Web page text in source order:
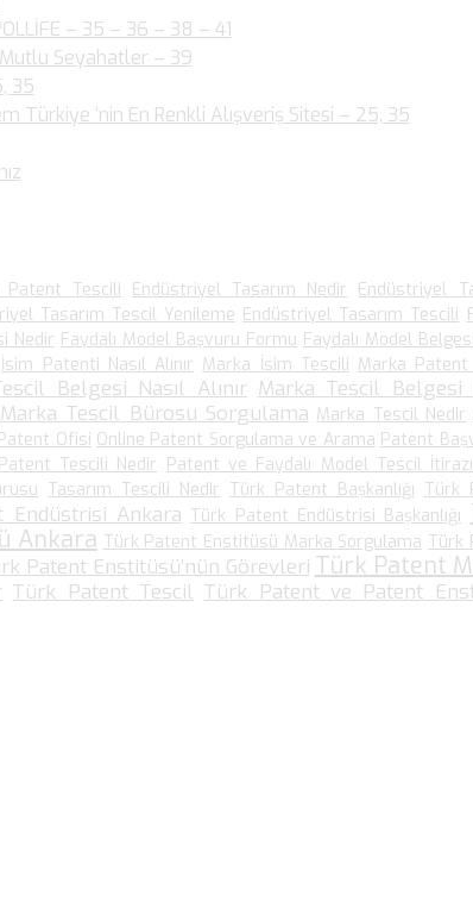
– 35 – 36 – 38 – 41
Seyahatler – 39
35
Türkiye ‘nin En Renkli Alışveriş Sitesi – 25, 35
Patent Tescili Endüstriyel Tasarım Nedir Endüstriyel
Tasarım Tescil Yenileme Endüstriyel Tasarım Tescili
Nedir Faydalı Model Başvuru Formu Faydalı Model
İsim Patenti Nasıl Alınır Marka İsim Tescili Marka
Belgesi Nasıl Alınır Marka Tescil Belgesi
Marka Tescil Bürosu Sorgulama Marka Tescil Nedir
Ofisi Online Patent Sorgulama ve Arama Patent
Patent Tescili Nedir Patent ve Faydalı Model Tescil
Tasarım Tescili Nedir Türk Patent Başkanlığı Türk
Endüstrisi Ankara Türk Patent Endüstrisi Başkanlığı
Ankara Türk Patent Enstitüsü Marka Sorgulama Türk
Patent Enstitüsü’nün Görevleri Türk Patent
Türk Patent Tescil Türk Patent ve Patent